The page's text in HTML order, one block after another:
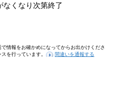
くなり次第終了
情報をお確かめになってからお出かけくださ
を行っています。
間違いを通報する